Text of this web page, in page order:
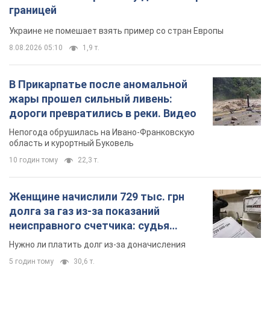
границей
Украине не помешает взять пример со стран Европы
8.08.2026 05:10 1,9 т.
В Прикарпатье после аномальной
жары прошел сильный ливень:
дороги превратились в реки. Видео
Непогода обрушилась на Ивано-Франковскую
область и курортный Буковель
10 годин тому 22,3 т.
Женщине начислили 729 тыс. грн
долга за газ из-за показаний
неисправного счетчика: судья
вынес неожиданное решение
Нужно ли платить долг из-за доначисления
5 годин тому 30,6 т.